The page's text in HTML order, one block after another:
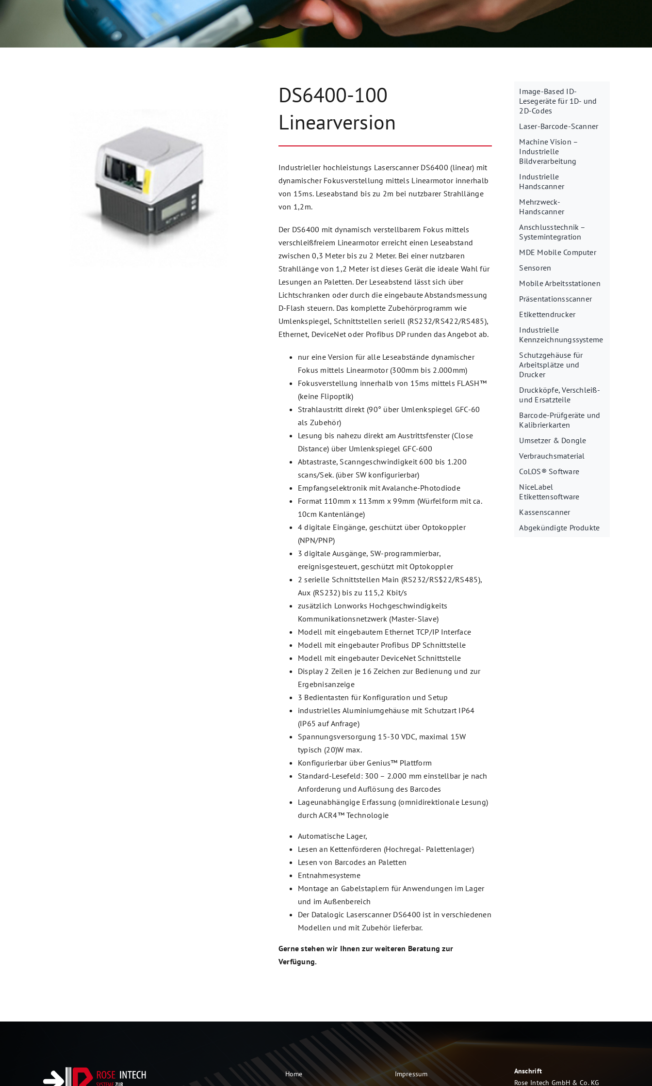
DS6400-100
Linearversion
Industrieller hochleistungs Laserscanner DS6400 (linear) mit
dynamischer Fokusverstellung mittels Linearmotor innerhalb
von 15ms. Leseabstand bis zu 2m bei nutzbarer Strahllänge
von 1,2m.
Der DS6400 mit dynamisch verstellbarem Fokus mittels
verschleißfreiem Linearmotor erreicht einen Leseabstand
zwischen 0,3 Meter bis zu 2 Meter. Bei einer nutzbaren
Strahllänge von 1,2 Meter ist dieses Gerät die ideale Wahl für
Lesungen an Paletten. Der Leseabstend lässt sich über
Lichtschranken oder durch die eingebaute Abstandsmessung
D-Flash steuern. Das komplette Zubehörprogramm wie
Umlenkspiegel, Schnittstellen seriell (RS232/RS422/RS485),
Ethernet, DeviceNet oder Profibus DP runden das Angebot ab.
nur eine Version für alle Leseabstände dynamischer
Fokus mittels Linearmotor (300mm bis 2.000mm)
Fokusverstellung innerhalb von 15ms mittels FLASH™
(keine Flipoptik)
Strahlaustritt direkt (90° über Umlenkspiegel GFC-60
als Zubehör)
Lesung bis nahezu direkt am Austrittsfenster (Close
Distance) über Umlenkspiegel GFC-600
Abtastraste, Scanngeschwindigkeit 600 bis 1.200
scans/Sek. (über SW konfigurierbar)
Empfangselektronik mit Avalanche-Photodiode
Format 110mm x 113mm x 99mm (Würfelform mit ca.
10cm Kantenlänge)
4 digitale Eingänge, geschützt über Optokoppler
(NPN/PNP)
3 digitale Ausgänge, SW-programmierbar,
ereignisgesteuert, geschützt mit Optokoppler
2 serielle Schnittstellen Main (RS232/RS$22/RS485),
Aux (RS232) bis zu 115,2 Kbit/s
zusätzlich Lonworks Hochgeschwindigkeits
Kommunikationsnetzwerk (Master-Slave)
Modell mit eingebautem Ethernet TCP/IP Interface
Modell mit eingebauter Profibus DP Schnittstelle
Modell mit eingebauter DeviceNet Schnittstelle
Display 2 Zeilen je 16 Zeichen zur Bedienung und zur
Ergebnisanzeige
3 Bedientasten für Konfiguration und Setup
industrielles Aluminiumgehäuse mit Schutzart IP64
(IP65 auf Anfrage)
Spannungsversorgung 15-30 VDC, maximal 15W
typisch (20)W max.
Konfigurierbar über Genius™ Plattform
Standard-Lesefeld: 300 – 2.000 mm einstellbar je nach
Anforderung und Auflösung des Barcodes
Lageunabhängige Erfassung (omnidirektionale Lesung)
durch ACR4™ Technologie
Automatische Lager,
Lesen an Kettenförderen (Hochregal- Palettenlager)
Lesen von Barcodes an Paletten
Entnahmesysteme
Montage an Gabelstaplern für Anwendungen im Lager
und im Außenbereich
Der Datalogic Laserscanner DS6400 ist in verschiedenen
Modellen und mit Zubehör lieferbar.
Gerne stehen wir Ihnen zur weiteren Beratung zur
Verfügung.
Image-Based ID-
Lesegeräte für 1D- und
2D-Codes
Laser-Barcode-Scanner
Machine Vision –
Industrielle
Bildverarbeitung
Industrielle
Handscanner
Mehrzweck-
Handscanner
Anschlusstechnik –
Systemintegration
MDE Mobile Computer
Sensoren
Mobile Arbeitsstationen
Präsentationsscanner
Etikettendrucker
Industrielle
Kennzeichnungssysteme
Schutzgehäuse für
Arbeitsplätze und
Drucker
Druckköpfe, Verschleiß-
und Ersatzteile
Barcode-Prüfgeräte und
Kalibrierkarten
Umsetzer & Dongle
Verbrauchsmaterial
CoLOS® Software
NiceLabel
Etikettensoftware
Kassenscanner
Abgekündigte Produkte
Home Impressum
Anschrift
Rose Intech GmbH & Co. KG